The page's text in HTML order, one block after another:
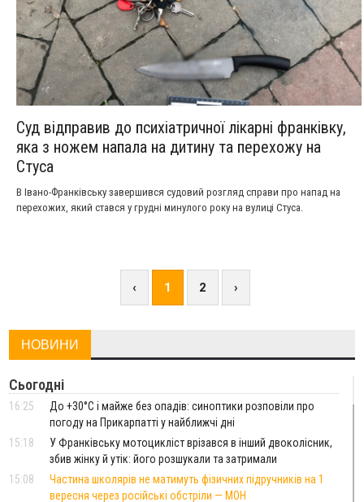
Суд відправив до психіатричної лікарні франківку,
яка з ножем напала на дитину та перехожу на
Стуса
В Івано-Франківську завершився судовий розгляд справи про напад на
перехожих, який стався у грудні минулого року на вулиці Стуса.
‹ 1 2 ›
НОВИНИ
Сьогодні
16:25
До +30°C і майже без опадів: синоптики розповіли про
погоду на Прикарпатті у найближчі дні
15:18
У Франківську мотоцикліст врізався в інший двоколісник,
збив жінку й утік: його розшукали та затримали
15:08
Частина школярів не матимуть фізичних підручників на 1
вересня через російські обстріли — МОН